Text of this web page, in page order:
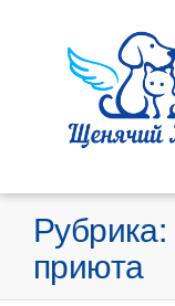
Рубрика:
приюта